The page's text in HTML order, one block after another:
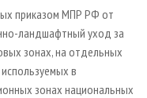
приказом МПР РФ от
ландшафтный уход за
зонах, на отдельных
в
зонах национальных